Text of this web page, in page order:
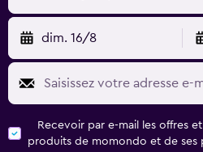
dim. 16/8
Recevoir par e-mail les offres
produits de momondo et de ses